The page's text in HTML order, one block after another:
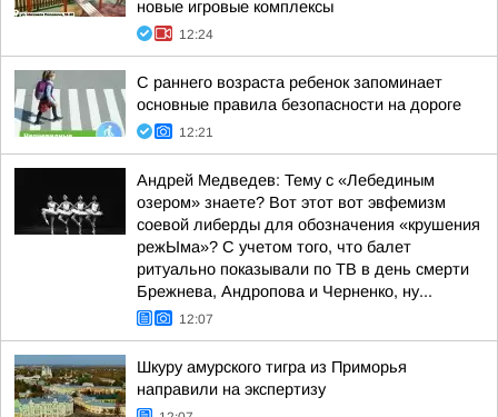
новые игровые комплексы
12:24
С раннего возраста ребенок запоминает
основные правила безопасности на дороге
12:21
Андрей Медведев: Тему с «Лебединым
озером» знаете? Вот этот вот эвфемизм
соевой либерды для обозначения «крушения
режЫма»? С учетом того, что балет
ритуально показывали по ТВ в день смерти
Брежнева, Андропова и Черненко, ну...
12:07
Шкуру амурского тигра из Приморья
направили на экспертизу